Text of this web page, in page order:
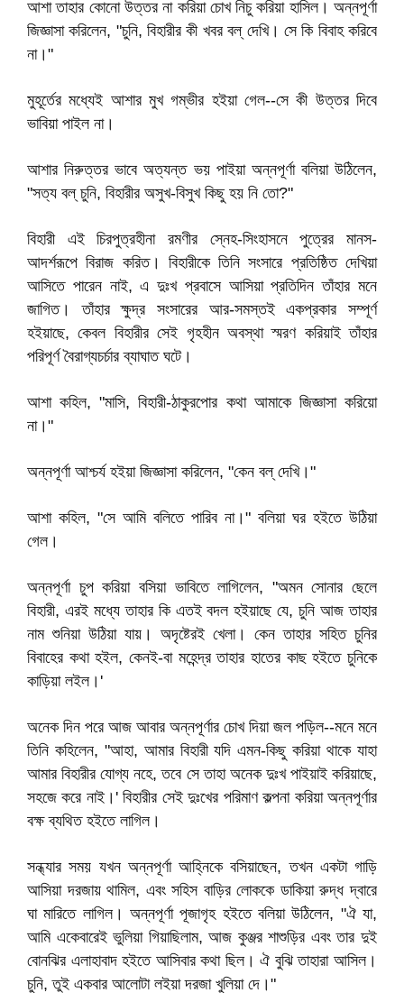
আশা তাহার কোনো উত্তর না করিয়া চোখ নিচু করিয়া হাসিল। অন্নপূর্ণা
জিজ্ঞাসা করিলেন, "চুনি, বিহারীর কী খবর বল্‌ দেখি। সে কি বিবাহ করিবে
না।"
মুহূর্তের মধ্যেই আশার মুখ গম্ভীর হইয়া গেল--সে কী উত্তর দিবে
ভাবিয়া পাইল না।
আশার নিরুত্তর ভাবে অত্যন্ত ভয় পাইয়া অন্নপূর্ণা বলিয়া উঠিলেন,
"সত্য বল্‌ চুনি, বিহারীর অসুখ-বিসুখ কিছু হয় নি তো?"
বিহারী এই চিরপুত্রহীনা রমণীর স্নেহ-সিংহাসনে পুত্রের মানস-
আদর্শরূপে বিরাজ করিত। বিহারীকে তিনি সংসারে প্রতিষ্ঠিত দেখিয়া
আসিতে পারেন নাই, এ দুঃখ প্রবাসে আসিয়া প্রতিদিন তাঁহার মনে
জাগিত। তাঁহার ক্ষুদ্র সংসারের আর-সমস্তই একপ্রকার সম্পূর্ণ
হইয়াছে, কেবল বিহারীর সেই গৃহহীন অবস্থা স্মরণ করিয়াই তাঁহার
পরিপূর্ণ বৈরাগ্যচর্চার ব্যাঘাত ঘটে।
আশা কহিল, "মাসি, বিহারী-ঠাকুরপোর কথা আমাকে জিজ্ঞাসা করিয়ো
না।"
অন্নপূর্ণা আশ্চর্য হইয়া জিজ্ঞাসা করিলেন, "কেন বল্‌ দেখি।"
আশা কহিল, "সে আমি বলিতে পারিব না।" বলিয়া ঘর হইতে উঠিয়া
গেল।
অন্নপূর্ণা চুপ করিয়া বসিয়া ভাবিতে লাগিলেন, "অমন সোনার ছেলে
বিহারী, এরই মধ্যে তাহার কি এতই বদল হইয়াছে যে, চুনি আজ তাহার
নাম শুনিয়া উঠিয়া যায়। অদৃষ্টেরই খেলা। কেন তাহার সহিত চুনির
বিবাহের কথা হইল, কেনই-বা মহেন্দ্র তাহার হাতের কাছ হইতে চুনিকে
কাড়িয়া লইল।'
অনেক দিন পরে আজ আবার অন্নপূর্ণার চোখ দিয়া জল পড়িল--মনে মনে
তিনি কহিলেন, "আহা, আমার বিহারী যদি এমন-কিছু করিয়া থাকে যাহা
আমার বিহারীর যোগ্য নহে, তবে সে তাহা অনেক দুঃখ পাইয়াই করিয়াছে,
সহজে করে নাই।' বিহারীর সেই দুঃখের পরিমাণ কল্পনা করিয়া অন্নপূর্ণার
বক্ষ ব্যথিত হইতে লাগিল।
সন্ধ্যার সময় যখন অন্নপূর্ণা আহ্নিকে বসিয়াছেন, তখন একটা গাড়ি
আসিয়া দরজায় থামিল, এবং সহিস বাড়ির লোককে ডাকিয়া রুদ্ধ দ্বারে
ঘা মারিতে লাগিল। অন্নপূর্ণা পূজাগৃহ হইতে বলিয়া উঠিলেন, "ঐ যা,
আমি একেবারেই ভুলিয়া গিয়াছিলাম, আজ কুঞ্জর শাশুড়ির এবং তার দুই
বোনঝির এলাহাবাদ হইতে আসিবার কথা ছিল। ঐ বুঝি তাহারা আসিল।
চুনি, তুই একবার আলোটা লইয়া দরজা খুলিয়া দে।"